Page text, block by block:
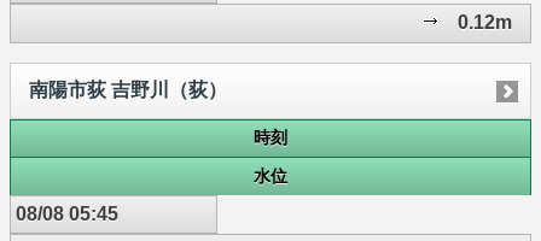
0.12m
南陽市荻 吉野川（荻）
時刻
水位
08/08 05:45